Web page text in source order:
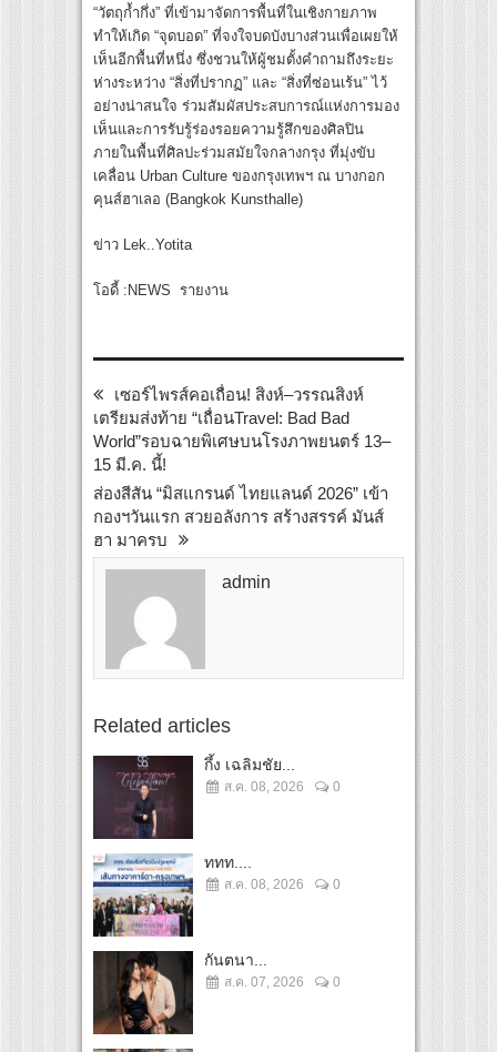
“วัตถุก้ำกึ่ง” ที่เข้ามาจัดการพื้นที่ในเชิงกายภาพ
ทำให้เกิด “จุดบอด” ที่จงใจบดบังบางส่วนเพื่อเผยให้
เห็นอีกพื้นที่หนึ่ง ซึ่งชวนให้ผู้ชมตั้งคำถามถึงระยะ
ห่างระหว่าง “สิ่งที่ปรากฏ” และ “สิ่งที่ซ่อนเร้น” ไว้
อย่างน่าสนใจ ร่วมสัมผัสประสบการณ์แห่งการมอง
เห็นและการรับรู้ร่องรอยความรู้สึกของศิลปิน
ภายในพื้นที่ศิลปะร่วมสมัยใจกลางกรุง ที่มุ่งขับ
เคลื่อน Urban Culture ของกรุงเทพฯ ณ บางกอก
คุนส์ฮาเลอ (Bangkok Kunsthalle)
ข่าว Lek..Yotita
โอดี้ :NEWS รายงาน
เซอร์ไพรส์คอเถื่อน! สิงห์–วรรณสิงห์
เตรียมส่งท้าย “เถื่อนTravel: Bad Bad
World”รอบฉายพิเศษบนโรงภาพยนตร์ 13–
15 มี.ค. นี้!
ส่องสีสัน “มิสแกรนด์ ไทยแลนด์ 2026” เข้า
กองฯวันแรก สวยอลังการ สร้างสรรค์ มันส์
ฮา มาครบ
admin
Related articles
กึ้ง เฉลิมชัย...
ส.ค. 08, 2026 0
ททท....
ส.ค. 08, 2026 0
กันตนา...
ส.ค. 07, 2026 0